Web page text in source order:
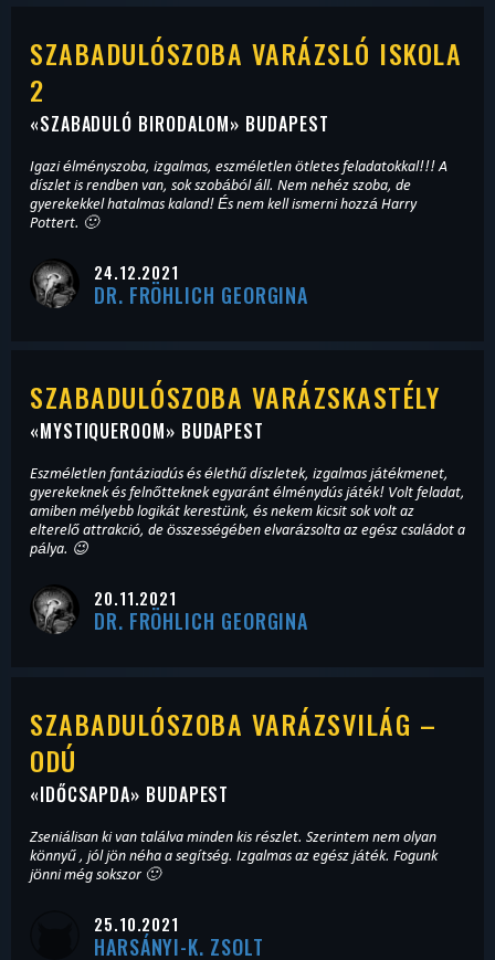
SZABADULÓSZOBA VARÁZSLÓ ISKOLA
2
«SZABADULÓ BIRODALOM» BUDAPEST
Igazi élményszoba, izgalmas, eszméletlen ötletes feladatokkal!!! A
díszlet is rendben van, sok szobából áll. Nem nehéz szoba, de
gyerekekkel hatalmas kaland! És nem kell ismerni hozzá Harry
Pottert. 🙂
24.12.2021
DR. FRÖHLICH GEORGINA
SZABADULÓSZOBA VARÁZSKASTÉLY
«MYSTIQUEROOM» BUDAPEST
Eszméletlen fantáziadús és élethű díszletek, izgalmas játékmenet,
gyerekeknek és felnőtteknek egyaránt élménydús játék! Volt feladat,
amiben mélyebb logikát kerestünk, és nekem kicsit sok volt az
elterelő attrakció, de összességében elvarázsolta az egész családot a
pálya. 😉
20.11.2021
DR. FRÖHLICH GEORGINA
SZABADULÓSZOBA VARÁZSVILÁG –
ODÚ
«IDŐCSAPDA» BUDAPEST
Zseniálisan ki van találva minden kis részlet. Szerintem nem olyan
könnyű , jól jön néha a segítség. Izgalmas az egész játék. Fogunk
jönni még sokszor 🙂
25.10.2021
HARSÁNYI-K. ZSOLT